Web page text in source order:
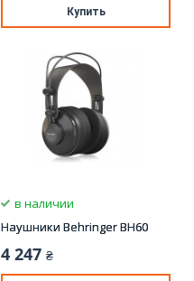
Купить
в наличии
Наушники Behringer BH60
4 247 ₴